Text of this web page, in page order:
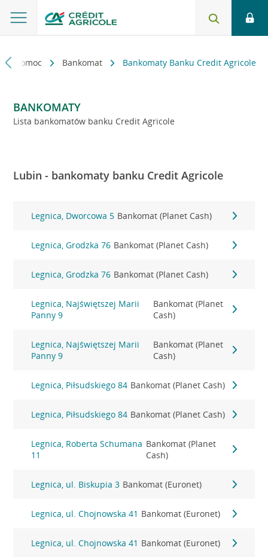
i pomoc Bankomat Bankomaty Banku Credit Agricole
BANKOMATY
Lista bankomatów banku Credit Agricole
Lubin - bankomaty banku Credit Agricole
Legnica, Dworcowa 5 Bankomat (Planet Cash)
Legnica, Grodzka 76 Bankomat (Planet Cash)
Legnica, Grodzka 76 Bankomat (Planet Cash)
Legnica, Najświętszej Marii
Panny 9
Bankomat (Planet
Cash)
Legnica, Najświętszej Marii
Panny 9
Bankomat (Planet
Cash)
Legnica, Piłsudskiego 84 Bankomat (Planet Cash)
Legnica, Piłsudskiego 84 Bankomat (Planet Cash)
Legnica, Roberta Schumana
11
Bankomat (Planet
Cash)
Legnica, ul. Biskupia 3 Bankomat (Euronet)
Legnica, ul. Chojnowska 41 Bankomat (Euronet)
Legnica, ul. Chojnowska 41 Bankomat (Euronet)